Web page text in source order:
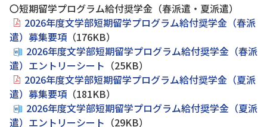
〇短期留学プログラム給付奨学金（春派遣・夏派遣）
2026年度文学部短期留学プログラム給付奨学金（春派
遣）募集要項 （176KB）
2026年度文学部短期留学プログラム給付奨学金（春派
遣）エントリーシート （25KB）
2026年度文学部短期留学プログラム給付奨学金（夏派
遣）募集要項 （181KB）
2026年度文学部短期留学プログラム給付奨学金（夏派
遣）エントリーシート （29KB）